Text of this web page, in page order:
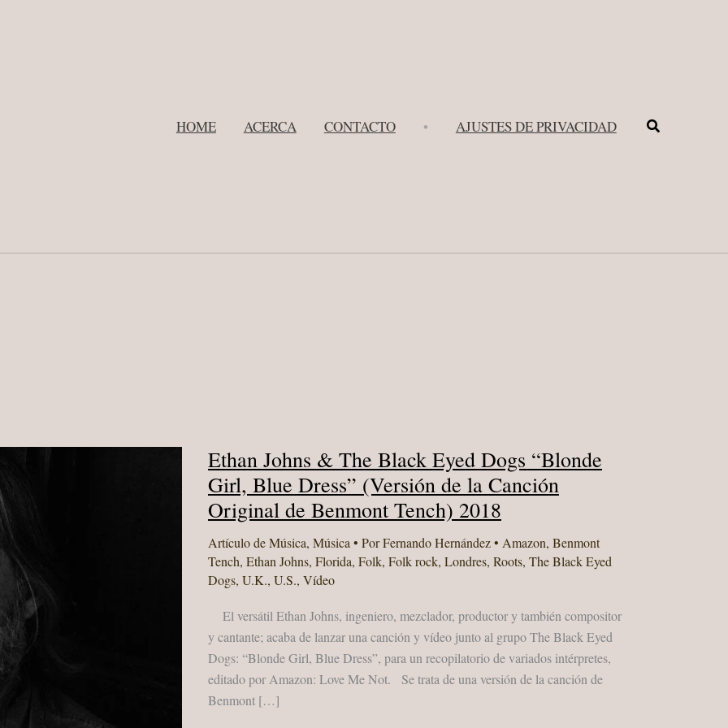
HOME ACERCA CONTACTO • AJUSTES DE PRIVACIDAD Buscar
Ethan Johns & The Black Eyed Dogs “Blonde
Girl, Blue Dress” (Versión de la Canción
Original de Benmont Tench) 2018
Artículo de Música, Música• PorFernando Hernández• Amazon, Benmont
Tench, Ethan Johns, Florida, Folk, Folk rock, Londres, Roots, The Black Eyed
Dogs, U.K., U.S., Vídeo
El versátil Ethan Johns, ingeniero, mezclador, productor y también compositor
y cantante; acaba de lanzar una canción y vídeo junto al grupo The Black Eyed
Dogs: “Blonde Girl, Blue Dress”, para un recopilatorio de variados intérpretes,
editado por Amazon: Love Me Not. Se trata de una versión de la canción de
Benmont […]